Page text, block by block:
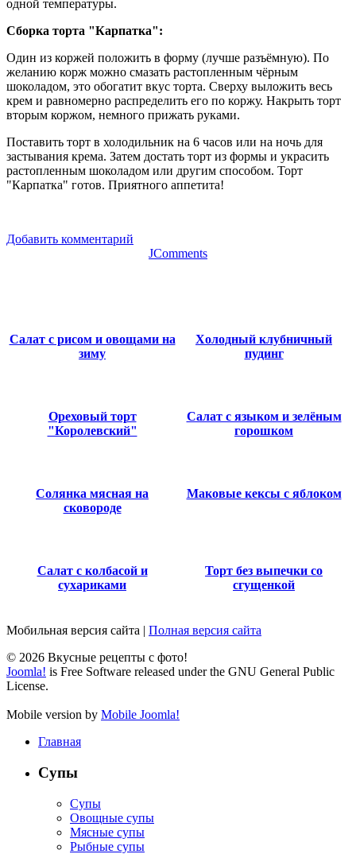
одной температуры.
Сборка торта "Карпатка":
Один из коржей положить в форму (лучше разъёмную). По
желанию корж можно смазать растопленным чёрным
шоколадом, это обогатит вкус торта. Сверху выложить весь
крем и равномерно распределить его по коржу. Накрыть торт
вторым коржом, немного прижать руками.
Поставить торт в холодильник на 6 часов или на ночь для
застывания крема. Затем достать торт из формы и украсить
растопленным шоколадом или другим способом. Торт
"Карпатка" готов. Приятного аппетита!
Добавить комментарий
JComments
Салат с рисом и овощами на
зиму
Холодный клубничный
пудинг
Ореховый торт
"Королевский"
Салат с языком и зелёным
горошком
Солянка мясная на
сковороде
Маковые кексы с яблоком
Салат с колбасой и
сухариками
Торт без выпечки со
сгущенкой
Мобильная версия сайта | Полная версия сайта
© 2026 Вкусные рецепты с фото!
Joomla! is Free Software released under the GNU General Public
License.
Mobile version by Mobile Joomla!
Главная
Супы
Супы
Овощные супы
Мясные супы
Рыбные супы